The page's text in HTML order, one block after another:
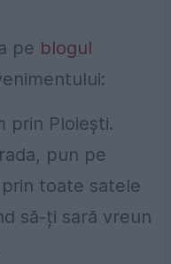
pe blogul
prin Ploiești.
pun pe
toate satele
să-ți sară vreun